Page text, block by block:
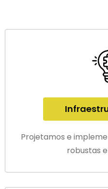
Projetamos e
robustas